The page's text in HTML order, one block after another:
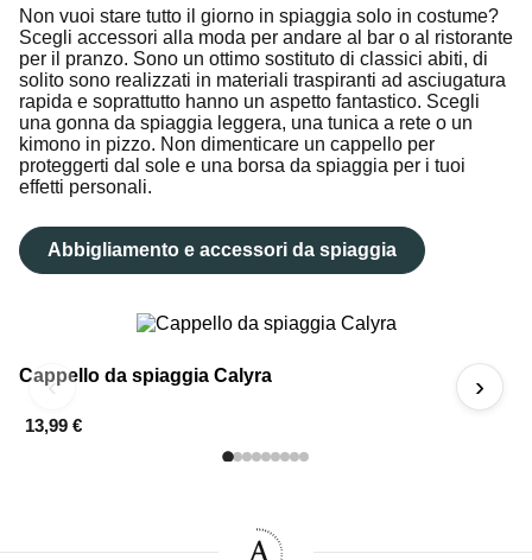
Non vuoi stare tutto il giorno in spiaggia solo in costume?
Scegli accessori alla moda per andare al bar o al ristorante
per il pranzo. Sono un ottimo sostituto di classici abiti, di
solito sono realizzati in materiali traspiranti ad asciugatura
rapida e soprattutto hanno un aspetto fantastico. Scegli
una gonna da spiaggia leggera, una tunica a rete o un
kimono in pizzo. Non dimenticare un cappello per
proteggerti dal sole e una borsa da spiaggia per i tuoi
effetti personali.
Abbigliamento e accessori da spiaggia
‹
Cappello da spiaggia Calyra
13,99 €
›